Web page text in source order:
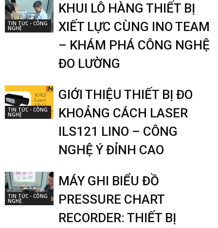
TIN TỨC - CÔNG
NGHỆ
KHUI LÔ HÀNG THIẾT BỊ
XIẾT LỰC CÙNG INO TEAM
– KHÁM PHÁ CÔNG NGHỆ
ĐO LƯỜNG
TIN TỨC - CÔNG
NGHỆ
GIỚI THIỆU THIẾT BỊ ĐO
KHOẢNG CÁCH LASER
ILS121 LINO – CÔNG
NGHỆ Ý ĐỈNH CAO
TIN TỨC - CÔNG
NGHỆ
MÁY GHI BIỂU ĐỒ
PRESSURE CHART
RECORDER: THIẾT BỊ